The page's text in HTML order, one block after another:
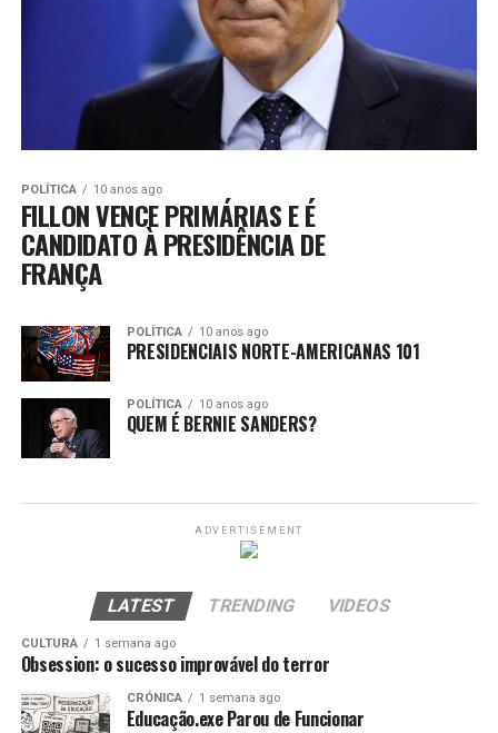
POLÍTICA 10 anos ago
FILLON VENCE PRIMÁRIAS E É
CANDIDATO À PRESIDÊNCIA DE
FRANÇA
POLÍTICA 10 anos ago
PRESIDENCIAIS NORTE-AMERICANAS 101
POLÍTICA 10 anos ago
QUEM É BERNIE SANDERS?
ADVERTISEMENT
LATEST TRENDING VIDEOS
CULTURA 1 semana ago
Obsession: o sucesso improvável do terror
CRÓNICA 1 semana ago
Educação.exe Parou de Funcionar